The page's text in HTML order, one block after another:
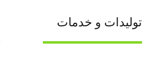
تولیدات و خدمات